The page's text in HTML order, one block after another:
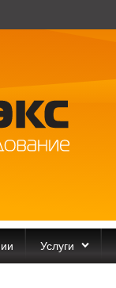
Услуги